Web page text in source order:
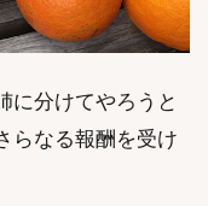
に分けてやろうと
らなる報酬を受け